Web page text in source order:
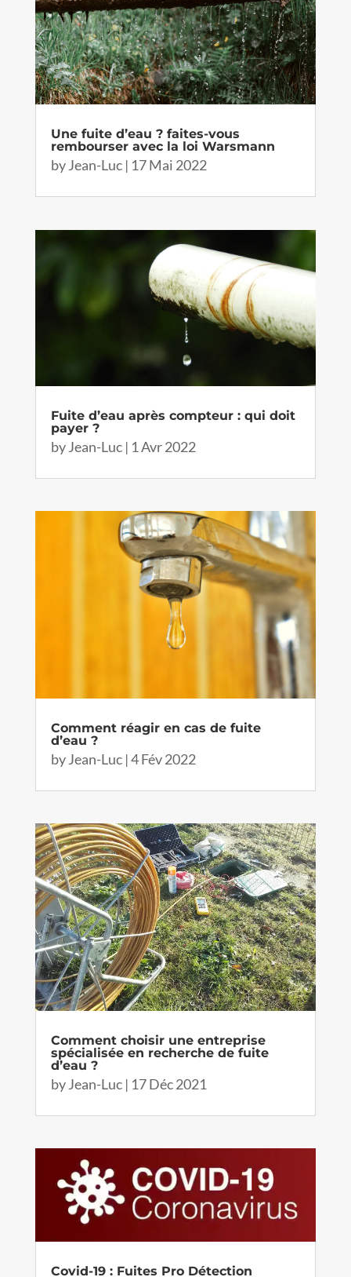
Une fuite d’eau ? faites-vous
rembourser avec la loi Warsmann
byJean-Luc| 17 Mai 2022
Fuite d’eau après compteur : qui doit
payer ?
byJean-Luc| 1 Avr 2022
Comment réagir en cas de fuite
d’eau ?
byJean-Luc|4 Fév 2022
Comment choisir une entreprise
spécialisée en recherche de fuite
d’eau ?
byJean-Luc| 17 Déc 2021
Covid-19 : Fuites Pro Détection